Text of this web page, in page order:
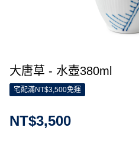
大唐草 - 水壺380ml
宅配滿NT$3,500免運
NT$3,500